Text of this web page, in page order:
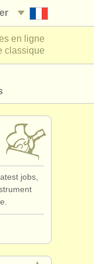
en ligne
classique
jobs,